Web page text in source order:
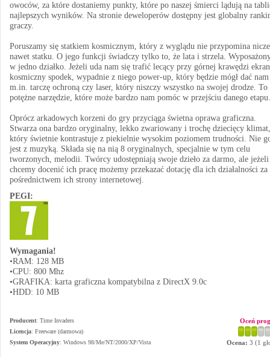
owoców, za które dostaniemy punkty, które po naszej śmierci lądują na
najlepszych wyników. Na stronie deweloperów dostępny jest globalny
graczy.
Poruszamy się statkiem kosmicznym, który z wyglądu nie przypomina
nawet statku. O jego funkcji świadczy tylko to, że lata i strzela.
w jedno działko. Jeżeli uda nam się trafić lecący przy górnej krawędzi
kosmiczny spodek, wypadnie z niego power-up, który będzie mógł dać nam
m.in. tarczę ochroną czy laser, który niszczy wszystko na swojej drodze. To
potężne narzędzie, które może bardzo nam pomóc w przejściu danego etapu.
Oprócz arkadowych korzeni do gry przyciąga świetna oprawa graficzna.
Stwarza ona bardzo oryginalny, lekko zwariowany i trochę dziecięcy klimat,
który świetnie kontrastuje z piekielnie wysokim poziomem trudności. Nie
jest z muzyką. Składa się na nią 8 oryginalnych, specjalnie w tym celu
tworzonych, melodii. Twórcy udostępniają swoje dzieło za darmo, ale jeżeli
chcemy docenić ich pracę możemy przekazać dotację dla ich działalności za
pośrednictwem ich strony internetowej.
PEGI:
Wymagania!
•RAM: 128 MB
•CPU: 800 Mhz
•GRAFIKA: karta graficzna kompatybilna z DirectX 9.0c
•HDD: 10 MB
Producent: Time Invaders
Licencja: Freeware (darmowa)
System Operacyjny: Windows 98/Me/NT/2000/XP/Vista
Oceń
Ocena: 3 (1